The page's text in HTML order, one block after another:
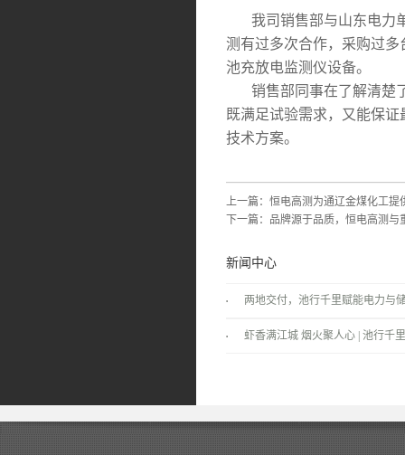
我司销售部与山东电力单
测有过多次合作，采购过
池充放电监测仪设备。
销售部同事在了解清楚了
既满足试验需求，又能保
技术方案。
上一篇： 恒电高测为通辽金煤化工提
下一篇： 品牌源于品质，恒电高测与
新闻中心
两地交付，池行千里赋能电力与
景！
虾香满江城 烟火聚人心 | 池行千